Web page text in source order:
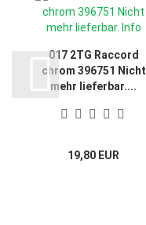
017 2TG Raccord
chrom 396751 Nicht
mehr lieferbar....
19,80 EUR